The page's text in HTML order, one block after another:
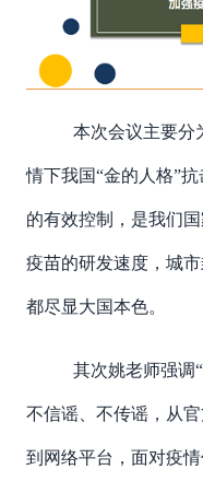
本次会议主要分
情下我国“金的人格”
的有效控制，是我们
疫苗的研发速度，城
都尽显大国本色。
其次姚老师强调
不信谣、不传谣，从
到网络平台，面对疫